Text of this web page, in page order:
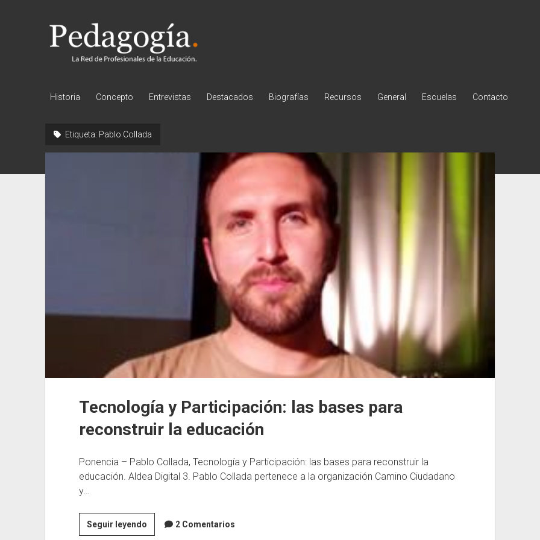
Pedagogía
Historia Concepto Entrevistas Destacados Biografías Recursos General Escuelas Contacto
Etiqueta: Pablo Collada
Tecnología y Participación: las bases para
reconstruir la educación
Ponencia – Pablo Collada, Tecnología y Participación: las bases para reconstruir la
educación. Aldea Digital 3. Pablo Collada pertenece a la organización Camino Ciudadano
y…
Seguir leyendoTecnología
y
2 Comentarios